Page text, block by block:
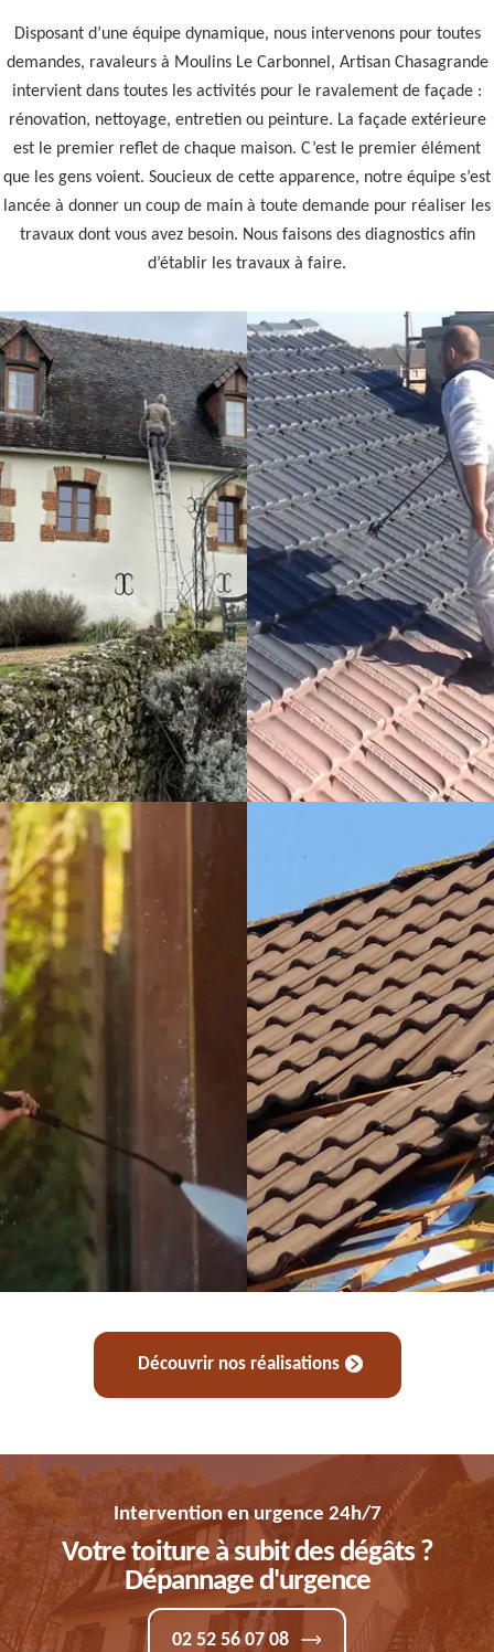
Disposant d’une équipe dynamique, nous intervenons pour toutes
demandes, ravaleurs à Moulins Le Carbonnel, Artisan Chasagrande
intervient dans toutes les activités pour le ravalement de façade :
rénovation, nettoyage, entretien ou peinture. La façade extérieure
est le premier reflet de chaque maison. C’est le premier élément
que les gens voient. Soucieux de cette apparence, notre équipe s’est
lancée à donner un coup de main à toute demande pour réaliser les
travaux dont vous avez besoin. Nous faisons des diagnostics afin
d’établir les travaux à faire.
Découvrir nos réalisations
Intervention en urgence 24h/7
Votre toiture à subit des dégâts ?
Dépannage d'urgence
02 52 56 07 08